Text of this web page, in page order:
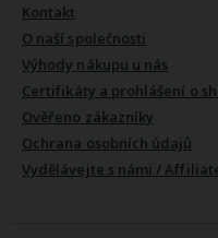
Kontakt
O naší společnosti
Výhody nákupu u nás
Certifikáty a prohlášení o
Ověřeno zákazníky
Ochrana osobních údajů
Vydělávejte s námi /